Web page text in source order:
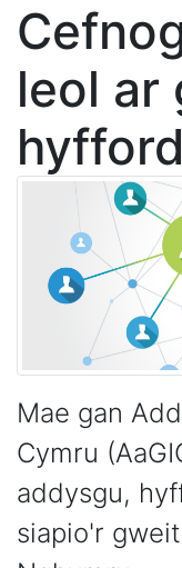
leol ar
Mae gan
Cymru
addysgu,
siapio'r